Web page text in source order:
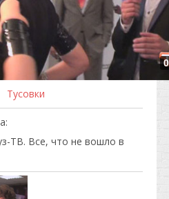
Тусовки
:
ТВ. Все, что не вошло в